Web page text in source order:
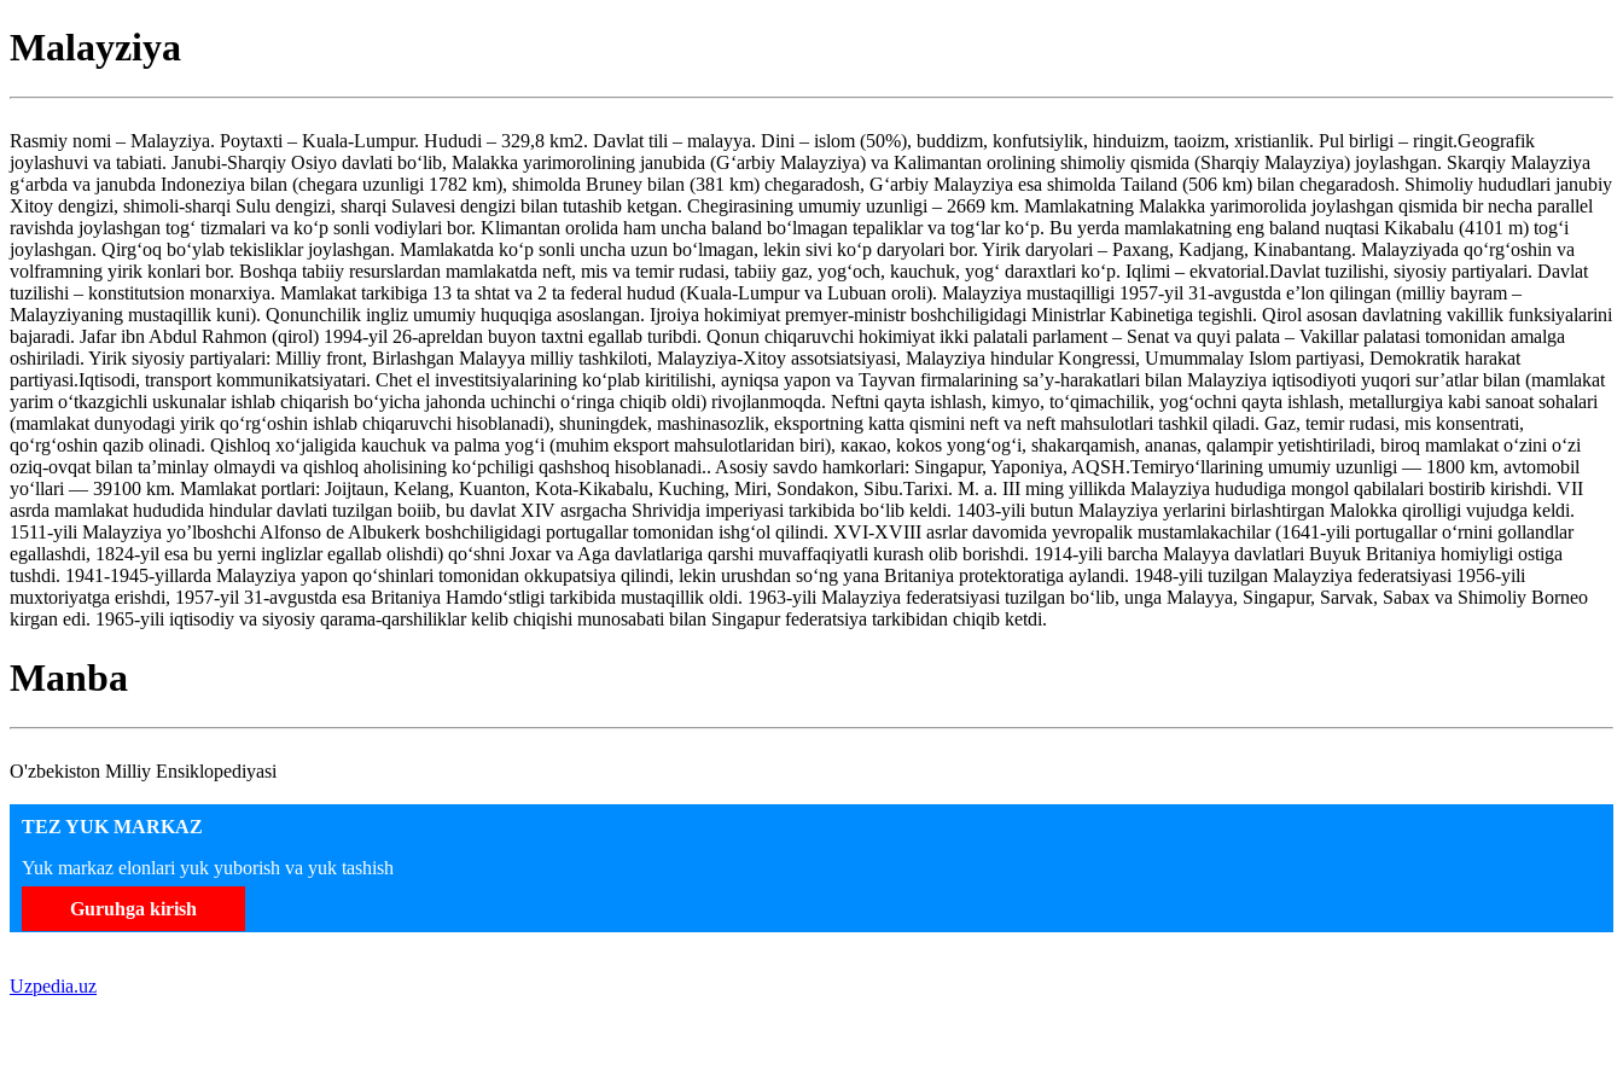
Malayziya
Rasmiy nomi – Malayziya. Poytaxti – Kuala-Lumpur. Hududi – 329,8 km2. Davlat tili – malayya. Dini – islom (50%), buddizm, konfutsiylik, hinduizm, taoizm, xristianlik. Pul birligi – ringit.Geografik
joylashuvi va tabiati. Janubi-Sharqiy Osiyo davlati bo‘lib, Malakka yarimorolining janubida (G‘arbiy Malayziya) va Kalimantan orolining shimoliy qismida (Sharqiy Malayziya) joylashgan. Skarqiy Malayziya
g‘arbda va janubda Indoneziya bilan (chegara uzunligi 1782 km), shimolda Bruney bilan (381 km) chegaradosh, G‘arbiy Malayziya esa shimolda Tailand (506 km) bilan chegaradosh. Shimoliy hududlari janubiy
Xitoy dengizi, shimoli-sharqi Sulu dengizi, sharqi Sulavesi dengizi bilan tutashib ketgan. Chegirasining umumiy uzunligi – 2669 km. Mamlakatning Malakka yarimorolida joylashgan qismida bir necha parallel
ravishda joylashgan tog‘ tizmalari va ko‘p sonli vodiylari bor. Klimantan orolida ham uncha baland bo‘lmagan tepaliklar va tog‘lar ko‘p. Bu yerda mamlakatning eng baland nuqtasi Kikabalu (4101 m) tog‘i
joylashgan. Qirg‘oq bo‘ylab tekisliklar joylashgan. Mamlakatda ko‘p sonli uncha uzun bo‘lmagan, lekin sivi ko‘p daryolari bor. Yirik daryolari – Paxang, Kadjang, Kinabantang. Malayziyada qo‘rg‘oshin va
volframning yirik konlari bor. Boshqa tabiiy resurslardan mamlakatda neft, mis va temir rudasi, tabiiy gaz, yog‘och, kauchuk, yog‘ daraxtlari ko‘p. Iqlimi – ekvatorial.Davlat tuzilishi, siyosiy partiyalari. Davlat
tuzilishi – konstitutsion monarxiya. Mamlakat tarkibiga 13 ta shtat va 2 ta federal hudud (Kuala-Lumpur va Lubuan oroli). Malayziya mustaqilligi 1957-yil 31-avgustda e’lon qilingan (milliy bayram –
Malayziyaning mustaqillik kuni). Qonunchilik ingliz umumiy huquqiga asoslangan. Ijroiya hokimiyat premyer-ministr boshchiligidagi Ministrlar Kabinetiga tegishli. Qirol asosan davlatning vakillik funksiyalarini
bajaradi. Jafar ibn Abdul Rahmon (qirol) 1994-yil 26-apreldan buyon taxtni egallab turibdi. Qonun chiqaruvchi hokimiyat ikki palatali parlament – Senat va quyi palata – Vakillar palatasi tomonidan amalga
oshiriladi. Yirik siyosiy partiyalari: Milliy front, Birlashgan Malayya milliy tashkiloti, Malayziya-Xitoy assotsiatsiyasi, Malayziya hindular Kongressi, Umummalay Islom partiyasi, Demokratik harakat
partiyasi.Iqtisodi, transport kommunikatsiyatari. Chet el investitsiyalarining ko‘plab kiritilishi, ayniqsa yapon va Tayvan firmalarining sa’y-harakatlari bilan Malayziya iqtisodiyoti yuqori sur’atlar bilan (mamlakat
yarim o‘tkazgichli uskunalar ishlab chiqarish bo‘yicha jahonda uchinchi o‘ringa chiqib oldi) rivojlanmoqda. Neftni qay­ta ishlash, kimyo, to‘qimachilik, yog‘ochni qayta ishlash, metallurgiya kabi sanoat sohalari
(mamlakat dunyodagi yirik qo‘rg‘oshin ishlab chiqaruvchi hisoblanadi), shunin­gdek, mashinasozlik, eksportning katta qismini neft va neft mahsulotlari tashkil qiladi. Gaz, temir rudasi, mis konsentrati,
qo‘rg‘oshin qazib olinadi. Qishloq xo‘jaligida kauchuk va palma yog‘i (muhim eksport mahsulotlaridan biri), какао, kokos yong‘og‘i, shakarqamish, ananas, qalampir yetishtiriladi, biroq mamlakat o‘zini o‘zi
oziq-ovqat bilan ta’minlay olmaydi va qishloq aholisining ko‘pchiligi qashshoq hisoblanadi.. Asosiy savdo hamkorlari: Singapur, Yaponiya, AQSH.Temiryo‘llarining umumiy uzunligi — 1800 km, avtomobil
yo‘llari — 39100 km. Mamlakat portlari: Joijtaun, Kelang, Kuanton, Kota-Kikabalu, Kuching, Miri, Sondakon, Sibu.Tarixi. М. a. III ming yillikda Malayziya hududiga mongol qabilalari bostirib kirishdi. VII
asrda mamlakat hududida hindular davlati tuzilgan boiib, bu davlat XIV asrgacha Shrividja imperiyasi tarkibida bo‘lib keldi. 1403-yili butun Malayziya yerlarini birlashtirgan Malokka qirolligi vujudga keldi.
1511-yili Malayziya yo’lboshchi Alfonso de Albukerk boshchiligidagi portugallar tomonidan ishg‘ol qilindi. XVI-XVIII asrlar davomida yevropalik mustamlakachilar (1641-yili portugallar o‘rnini gollandlar
egallashdi, 1824-yil esa bu yerni inglizlar egallab olishdi) qo‘shni Joxar va Aga davlatlariga qarshi muvaffaqiyatli kurash olib borishdi. 1914-yili barcha Malayya davlatlari Buyuk Britaniya homiyligi ostiga
tushdi. 1941-1945-yillarda Malayziya yapon qo‘shinlari tomonidan okkupatsiya qilindi, lekin urushdan so‘ng yana Britaniya protektoratiga aylandi. 1948-yili tuzilgan Malayziya federatsiyasi 1956-yili
muxtoriyatga erishdi, 1957-yil 31-avgustda esa Britaniya Hamdo‘stligi tarkibida mustaqillik oldi. 1963-yili Malayziya federatsiyasi tuzilgan bo‘lib, unga Malayya, Singapur, Sarvak, Sabax va Shimoliy Borneo
kirgan edi. 1965-yili iqtisodiy va siyosiy qarama-qarshiliklar kelib chiqishi munosabati bilan Singapur federatsiya tarkibidan chiqib ketdi.
Manba
O'zbekiston Milliy Ensiklopediyasi
TEZ YUK MARKAZ
Yuk markaz elonlari yuk yuborish va yuk tashish
Guruhga kirish
Uzpedia.uz